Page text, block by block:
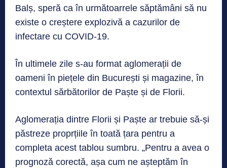
Balș, speră ca în următoarrele săptămâni să nu
existe o creștere explozivă a cazurilor de
infectare cu COVID-19.
În ultimele zile s-au format aglomerații de
oameni în piețele din București și magazine, în
contextul sărbătorilor de Paște și de Florii.
Aglomerația dintre Florii și Paște ar trebuie să-și
păstreze proprțiile în toată țara pentru a
completa acest tablou sumbru. „Pentru a avea o
prognoză corectă, așa cum ne așteptăm în